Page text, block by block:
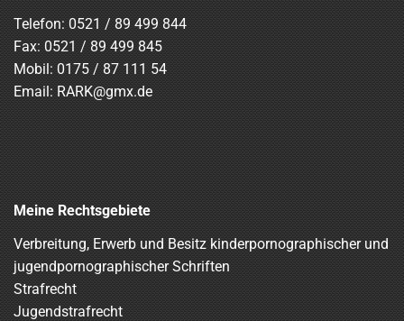
Telefon: 0521 / 89 499 844
Fax: 0521 / 89 499 845
Mobil: 0175 / 87 111 54
Email: RARK@gmx.de
Meine Rechtsgebiete
Verbreitung, Erwerb und Besitz kinderpornographischer und
jugendpornographischer Schriften
Strafrecht
Jugendstrafrecht